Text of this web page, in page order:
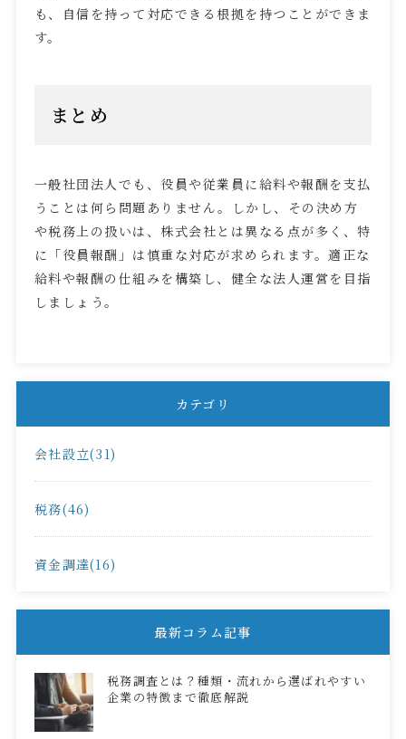
も、自信を持って対応できる根拠を持つことができま
す。
まとめ
一般社団法人でも、役員や従業員に給料や報酬を支払
うことは何ら問題ありません。しかし、その決め方
や税務上の扱いは、株式会社とは異なる点が多く、特
に「役員報酬」は慎重な対応が求められます。適正な
給料や報酬の仕組みを構築し、健全な法人運営を目指
しましょう。
カテゴリ
会社設立(31)
税務(46)
資金調達(16)
最新コラム記事
税務調査とは？種類・流れから選ばれやすい
企業の特徴まで徹底解説